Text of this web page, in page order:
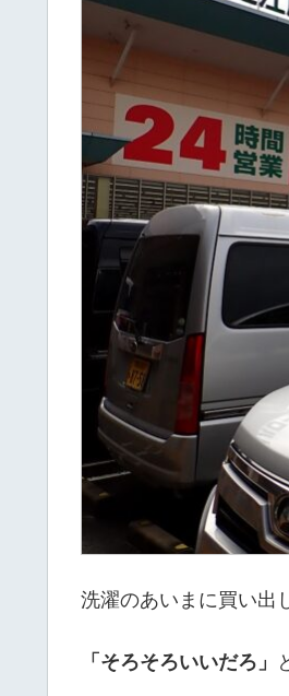
洗濯のあいまに買い出
「そろそろいいだろ」